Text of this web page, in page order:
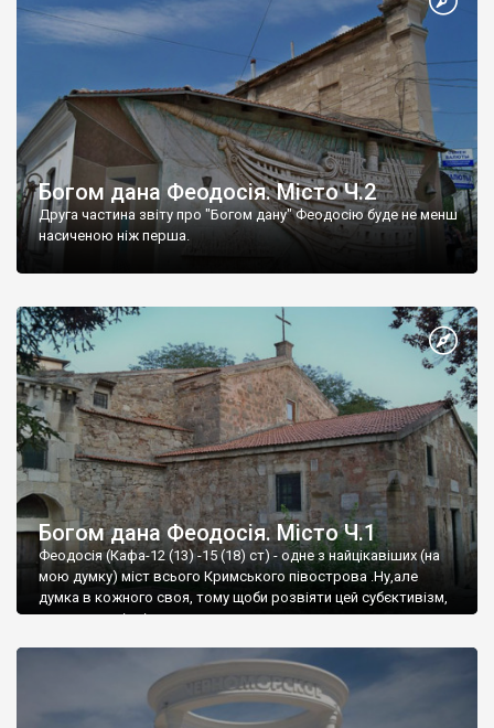
Богом дана Феодосія. Місто Ч.2
Друга частина звіту про "Богом дану" Феодосію буде не менш
насиченою ніж перша.
Богом дана Феодосія. Місто Ч.1
Феодосія (Кафа-12 (13) -15 (18) ст) - одне з найцікавіших (на
мою думку) міст всього Кримського півострова .Ну,але
думка в кожного своя, тому щоби розвіяти цей субєктивізм,
запрошую відвідати це